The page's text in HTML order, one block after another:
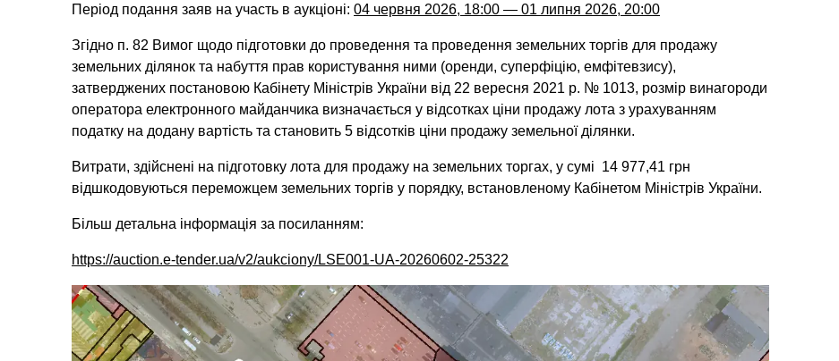
Період подання заяв на участь в аукціоні: 04 червня 2026, 18:00 — 01 липня 2026, 20:00
Згідно п. 82 Вимог щодо підготовки до проведення та проведення земельних торгів для продажу
земельних ділянок та набуття прав користування ними (оренди, суперфіцію, емфітевзису),
затверджених постановою Кабінету Міністрів України від 22 вересня 2021 р. № 1013, розмір винагороди
оператора електронного майданчика визначається у відсотках ціни продажу лота з урахуванням
податку на додану вартість та становить 5 відсотків ціни продажу земельної ділянки.
Витрати, здійснені на підготовку лота для продажу на земельних торгах, у сумі 14 977,41 грн
відшкодовуються переможцем земельних торгів у порядку, встановленому Кабінетом Міністрів України.
Більш детальна інформація за посиланням:
https://auction.e-tender.ua/v2/aukciony/LSE001-UA-20260602-25322